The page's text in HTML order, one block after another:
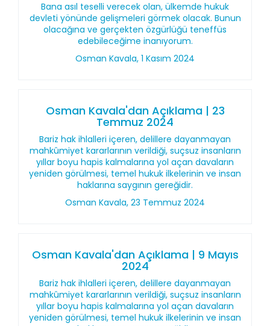
Bana asıl teselli verecek olan, ülkemde hukuk
devleti yönünde gelişmeleri görmek olacak. Bunun
olacağına ve gerçekten özgürlüğü teneffüs
edebileceğime inanıyorum.
Osman Kavala, 1 Kasım 2024
Osman Kavala'dan Açıklama | 23
Temmuz 2024
Bariz hak ihlalleri içeren, delillere dayanmayan
mahkûmiyet kararlarının verildiği, suçsuz insanların
yıllar boyu hapis kalmalarına yol açan davaların
yeniden görülmesi, temel hukuk ilkelerinin ve insan
haklarına saygının gereğidir.
Osman Kavala, 23 Temmuz 2024
Osman Kavala'dan Açıklama | 9 Mayıs
2024
Bariz hak ihlalleri içeren, delillere dayanmayan
mahkûmiyet kararlarının verildiği, suçsuz insanların
yıllar boyu hapis kalmalarına yol açan davaların
yeniden görülmesi, temel hukuk ilkelerinin ve insan